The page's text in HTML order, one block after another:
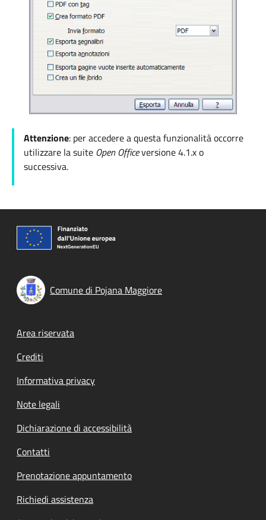
Attenzione: per accedere a questa funzionalità occorre
utilizzare la suite Open Officeversione4.1.x o
successiva.
Comune di Pojana Maggiore
Footer menu
Area riservata
Crediti
Informativa privacy
Note legali
Dichiarazione di accessibilità
Contatti
Prenotazione appuntamento
Richiedi assistenza